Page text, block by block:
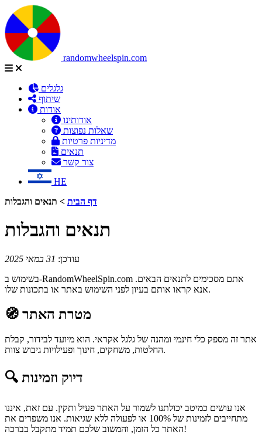
randomwheelspin.com
גלגלים
שיתוף
אודות
אודותינו
שאלות נפוצות
מדיניות פרטיות
תנאים
צור קשר
HE
דף הבית > תנאים והגבלות
תנאים והגבלות
עודכן: 31 במאי 2025
בשימוש ב-RandomWheelSpin.com אתם מסכימים לתנאים הבאים.
אנא קראו אותם בעיון לפני השימוש באתר או בתכונות שלו.
🧭 מטרת האתר
אתר זה מספק כלי חינמי ומהנה של גלגל אקראי. הוא מיועד לבידור, קבלת
החלטות, משחקים, חינוך ופעילויות גיבוש צוות.
🔍 דיוק וזמינות
אנו עושים כמיטב יכולתנו לשמור על האתר פעיל ותקין. עם זאת, איננו
מתחייבים לזמינות של 100% או לפעולה ללא שגיאות. אנו משפרים את
האתר כל הזמן, והמשוב שלכם תמיד מתקבל בברכה!